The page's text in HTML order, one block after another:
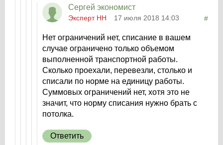
Сергей экономист
Эксперт НН 17 июля 2018 14:03 #
Нет ограничений нет, списание в вашем
случае ограничено только объемом
выполненной транспортной работы.
Сколько проехали, перевезли, столько и
списали по норме на единицу работы.
Суммовых ограничений нет, хотя это не
значит, что норму списания нужно брать с
потолка.
Ответить